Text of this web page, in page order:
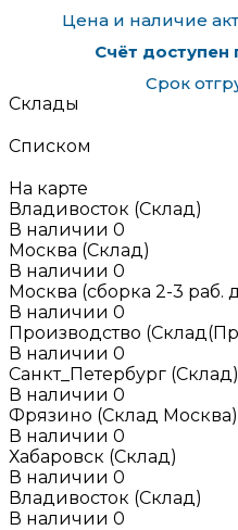
Цена и наличие
Счёт
Срок
Склады
Списком
На карте
Владивосток (Склад)
В наличии 0
Москва (Склад)
В наличии 0
Москва (сборка 2-3 раб.
В наличии 0
Производство
В наличии 0
Санкт_Петербург (Склад)
В наличии 0
Фрязино (Склад Москва)
В наличии 0
Хабаровск (Склад)
В наличии 0
Владивосток (Склад)
В наличии 0